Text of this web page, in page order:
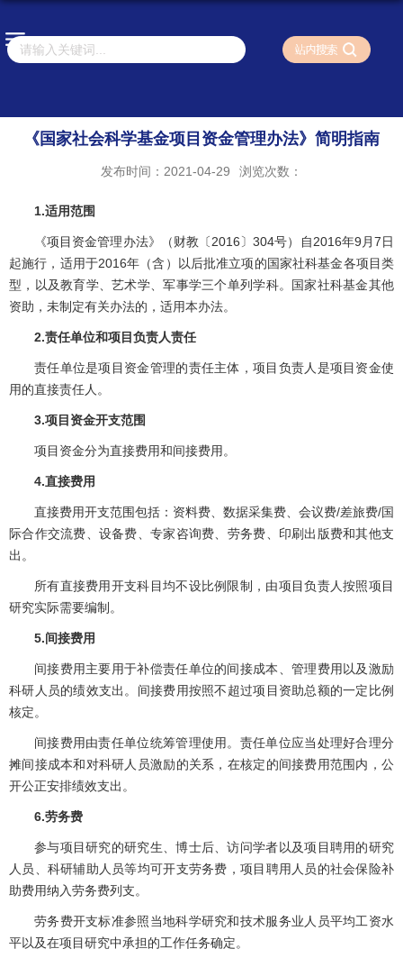
《国家社会科学基金项目资金管理办法》简明指南
发布时间：2021-04-29 浏览次数：
1.适用范围
《项目资金管理办法》（财教〔2016〕304号）自2016年9月7日
起施行，适用于2016年（含）以后批准立项的国家社科基金各项目类
型，以及教育学、艺术学、军事学三个单列学科。国家社科基金其他
资助，未制定有关办法的，适用本办法。
2.责任单位和项目负责人责任
责任单位是项目资金管理的责任主体，项目负责人是项目资金使
用的直接责任人。
3.项目资金开支范围
项目资金分为直接费用和间接费用。
4.直接费用
直接费用开支范围包括：资料费、数据采集费、会议费/差旅费/国
际合作交流费、设备费、专家咨询费、劳务费、印刷出版费和其他支
出。
所有直接费用开支科目均不设比例限制，由项目负责人按照项目
研究实际需要编制。
5.间接费用
间接费用主要用于补偿责任单位的间接成本、管理费用以及激励
科研人员的绩效支出。间接费用按照不超过项目资助总额的一定比例
核定。
间接费用由责任单位统筹管理使用。责任单位应当处理好合理分
摊间接成本和对科研人员激励的关系，在核定的间接费用范围内，公
开公正安排绩效支出。
6.劳务费
参与项目研究的研究生、博士后、访问学者以及项目聘用的研究
人员、科研辅助人员等均可开支劳务费，项目聘用人员的社会保险补
助费用纳入劳务费列支。
劳务费开支标准参照当地科学研究和技术服务业人员平均工资水
平以及在项目研究中承担的工作任务确定。